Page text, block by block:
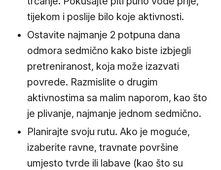
tijekom i poslije bilo koje aktivnosti.
Ostavite najmanje 2 potpuna dana
odmora sedmično kako biste izbjegli
pretreniranost, koja može izazvati
povrede. Razmislite o drugim
aktivnostima sa malim naporom, kao što
je plivanje, najmanje jednom sedmično.
Planirajte svoju rutu. Ako je moguće,
izaberite ravne, travnate površine
umjesto tvrde ili labave (kao što su